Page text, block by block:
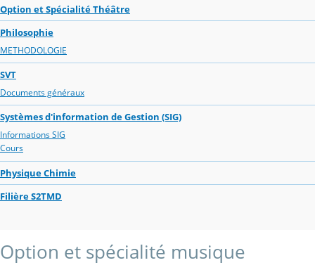
Option et Spécialité Théâtre
Philosophie
METHODOLOGIE
SVT
Documents généraux
Systèmes d'information de Gestion (SIG)
Informations SIG
Cours
Physique Chimie
Filière S2TMD
Option et spécialité musique